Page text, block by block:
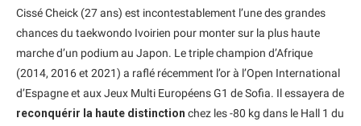
Cissé Cheick (27 ans) est incontestablement l’une des grandes
chances du taekwondo Ivoirien pour monter sur la plus haute
marche d’un podium au Japon. Le triple champion d’Afrique
(2014, 2016 et 2021) a raflé récemment l’or à l’Open International
d’Espagne et aux Jeux Multi Européens G1 de Sofia. Il essayera de
reconquérir la haute distinction chez les -80 kg dans le Hall 1 du